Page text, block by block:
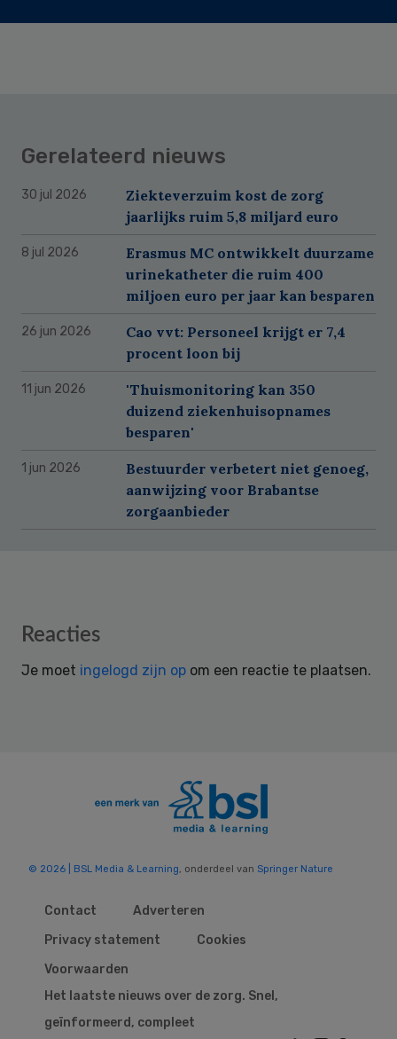
Gerelateerd nieuws
30 jul 2026
Ziekteverzuim kost de zorg
jaarlijks ruim 5,8 miljard euro
8 jul 2026
Erasmus MC ontwikkelt duurzame
urinekatheter die ruim 400
miljoen euro per jaar kan besparen
26 jun 2026
Cao vvt: Personeel krijgt er 7,4
procent loon bij
11 jun 2026
'Thuismonitoring kan 350
duizend ziekenhuisopnames
besparen'
1 jun 2026
Bestuurder verbetert niet genoeg,
aanwijzing voor Brabantse
zorgaanbieder
Reader
Reacties
Je moet ingelogd zijn op om een reactie te plaatsen.
© 2026 | BSL Media & Learning, onderdeel van Springer Nature
Contact
Adverteren
Privacy statement
Cookies
Voorwaarden
Het laatste nieuws over de zorg. Snel,
geïnformeerd, compleet